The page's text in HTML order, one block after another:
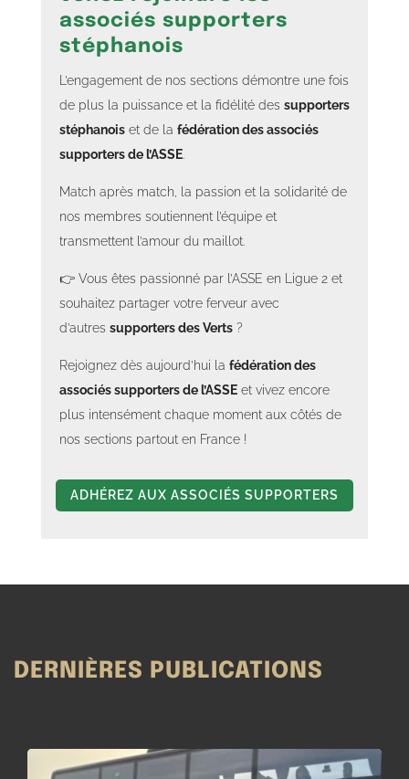
associés supporters
stéphanois
L’engagement de nos sections démontre une fois
de plus la puissance et la fidélité des supporters
stéphanois et de la fédération des associés
supporters de l’ASSE.
Match après match, la passion et la solidarité de
nos membres soutiennent l’équipe et
transmettent l’amour du maillot.
👉 Vous êtes passionné par l’ASSE en Ligue 2 et
souhaitez partager votre ferveur avec
d’autres supporters des Verts ?
Rejoignez dès aujourd’hui la fédération des
associés supporters de l’ASSE et vivez encore
plus intensément chaque moment aux côtés de
nos sections partout en France !
ADHÉREZ AUX ASSOCIÉS SUPPORTERS
DERNIÈRES PUBLICATIONS